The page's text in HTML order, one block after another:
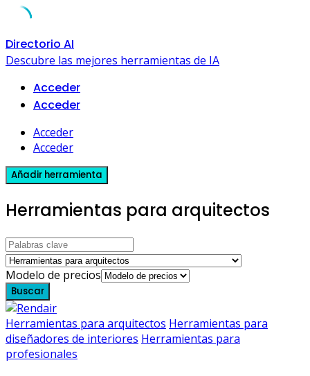
Skip
to
Directorio AI
Descubre las mejores herramientas de IA
Acceder
Acceder
Acceder
Acceder
Añadir herramienta
Herramientas para arquitectos
Modelo de precios
Buscar
Herramientas para arquitectos Herramientas para
diseñadores de interiores Herramientas para
profesionales